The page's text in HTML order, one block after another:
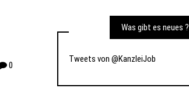
0
Was gibt es neues ?
Tweets von @KanzleiJob